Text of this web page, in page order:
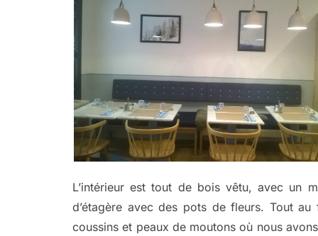
L’intérieur est tout de bois vêtu, avec un
d’étagère avec des pots de fleurs. Tout
coussins et peaux de moutons où nous